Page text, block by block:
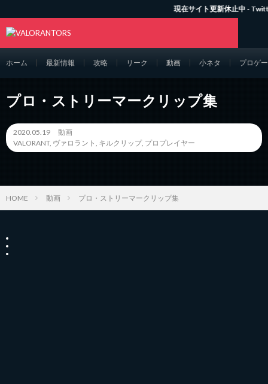
現在サイト更新休止中 - Twitterにて情
ホーム 最新情報 攻略 リーク 動画 小ネタ プロゲ
プロ・ストリーマークリップ集
2020.05.19
動画
VALORANT, ヴァロラント , キルクリップ, プロプレイヤー
HOME 動画 プロ・ストリーマークリップ集